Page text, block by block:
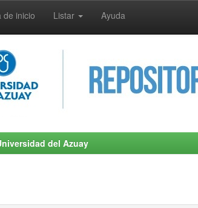
inicio Listar Ayuda
del Azuay